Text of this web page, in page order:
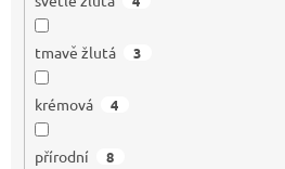
tmavě žlutá 3
krémová 4
přírodní 8